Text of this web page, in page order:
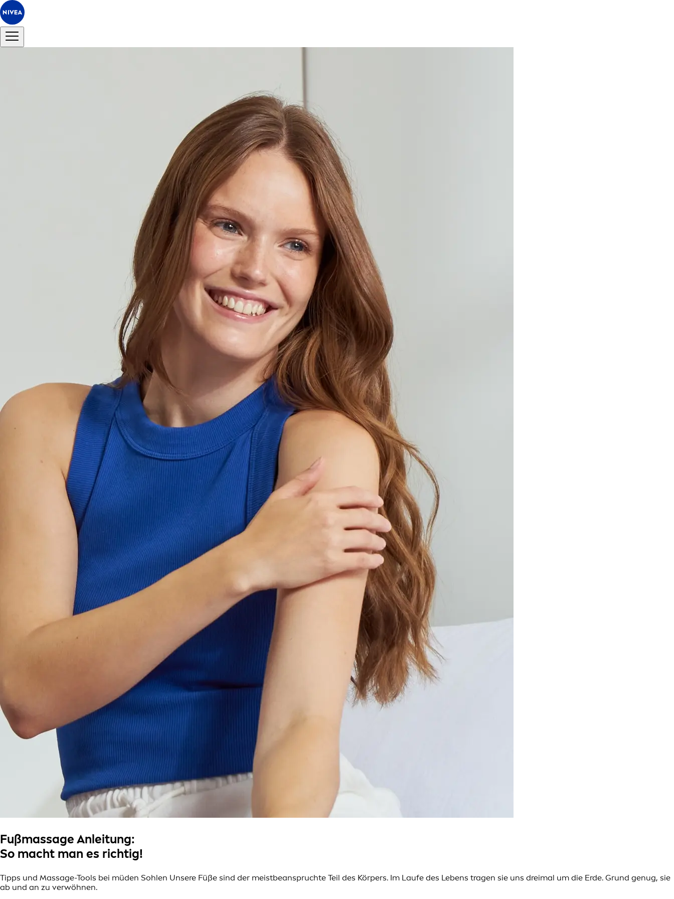
Fußmassage Anleitung:
So macht man es richtig!
Tipps und Massage-Tools bei müden Sohlen Unsere Füße sind der meistbeanspruchte Teil des Körpers. Im Laufe des Lebens tragen sie uns dreimal um die Erde. Grund genug, sie
ab und an zu verwöhnen.